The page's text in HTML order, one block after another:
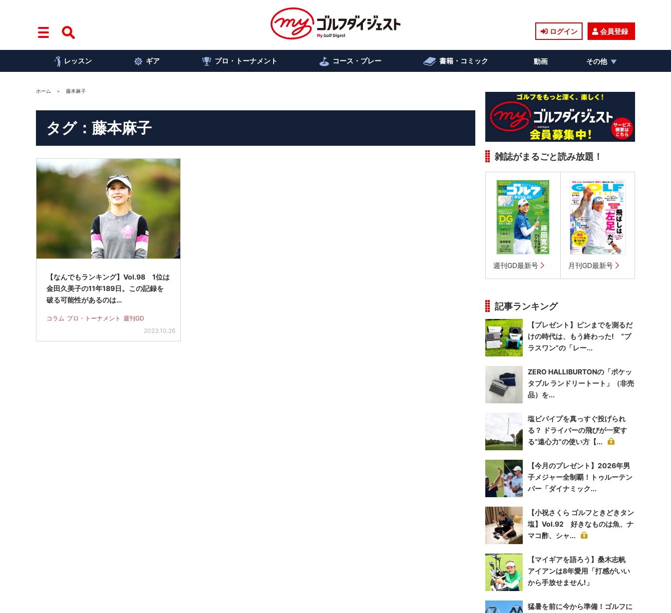
ログイン 会員登録
レッスン ギア プロ・トーナメント コース・プレー 書籍・コミック 動画 その他
ホーム 藤本麻子
タグ：藤本麻子
【なんでもランキング】Vol.98 1位は
金田久美子の11年189日。この記録を
破る可能性があるのは…
コラム プロ・トーナメント 週刊GD
2023.10.26
雑誌がまるごと読み放題！
週刊GD最新号 月刊GD最新号
記事ランキング
【プレゼント】ピンまでを測るだ
けの時代は、もう終わった! “プ
ラスワン”の「レー...
ZERO HALLIBURTONの「ポケッ
タブル ランドリートート」（非売
品）を...
塩ビパイプを真っすぐ投げられ
る？ ドライバーの飛びが一変す
る“遠心力”の使い方【...
【今月のプレゼント】2026年男
子メジャー全制覇！トゥルーテン
パー「ダイナミック...
【小祝さくら ゴルフときどきタン
塩】Vol.92 好きなものは魚、ナ
マコ酢、シャ...
【マイギアを語ろう】桑木志帆
アイアンは8年愛用「打感がいい
から手放せません!」
猛暑を前に今から準備！ゴルフに